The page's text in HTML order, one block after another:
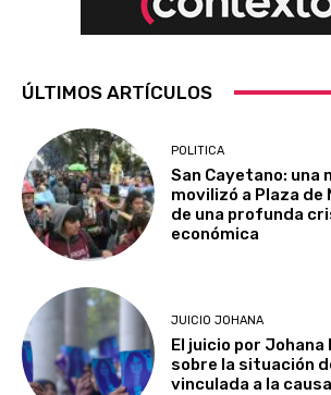
ÚLTIMOS ARTÍCULOS
POLITICA
San Cayetano: una
movilizó a Plaza de
de una profunda
económica
JUICIO JOHANA
El juicio por Johana
sobre la situación
vinculada a la causa